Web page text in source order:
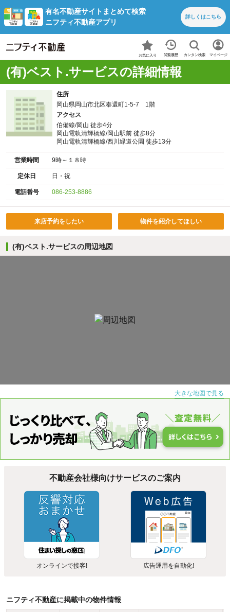
有名不動産サイトまとめて検索
ニフティ不動産アプリ
詳しくはこちら
お気に入り 閲覧履歴 カンタン検索 マイページ
(有)ベスト.サービスの詳細情報
住所
岡山県岡山市北区奉還町1-5-7 1階
アクセス
伯備線/岡山 徒歩4分
岡山電軌清輝橋線/岡山駅前 徒歩8分
岡山電軌清輝橋線/西川緑道公園 徒歩13分
営業時間 9時～１８時
定休日 日・祝
電話番号 086-253-8886
来店予約をしたい 物件を紹介してほしい
(有)ベスト.サービスの周辺地図
大きな地図で見る
不動産会社様向けサービスのご案内
オンラインで接客! 広告運用を自動化!
ニフティ不動産に掲載中の物件情報